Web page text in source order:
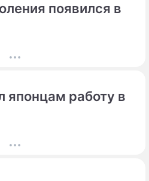
появился в
работу в